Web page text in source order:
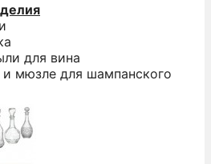
для вина
мюзле для шампанского